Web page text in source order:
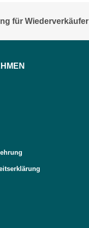
für Wiederverkäufer